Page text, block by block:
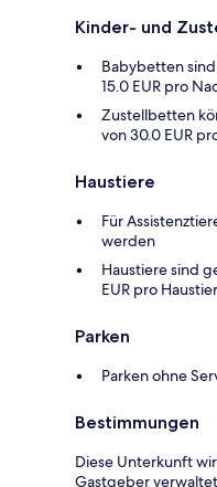
Kinder- und
Babybetten
15.0 EUR pro
Zustellbetten
von 30.0 EUR
Haustiere
Für
werden
Haustiere sind
EUR pro
Parken
Parken ohne
Bestimmungen
Diese Unterkunft
Gastgeber